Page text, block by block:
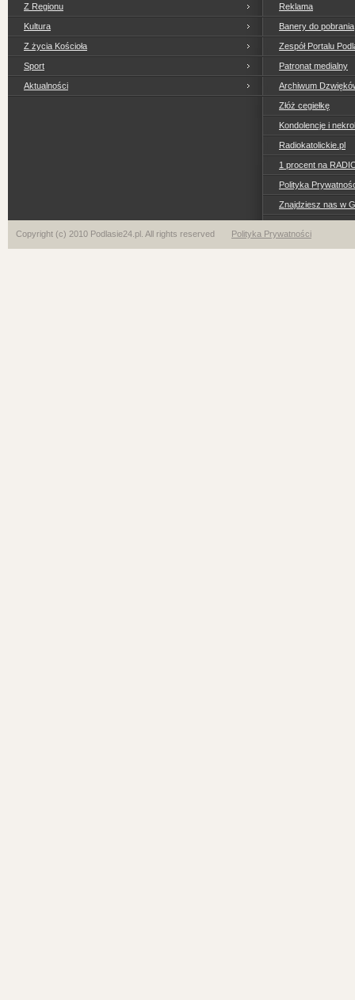
Z Regionu
Kultura
Z życia Kościoła
Sport
Aktualności
Reklama
Banery do pobrania
Zespół Portalu
Patronat medialny
Archiwum
Złóż cegiełkę
Kondolencje i
Radiokatolickie.pl
1 procent na
Polityka
Znajdziesz nas w
Copyright (c) 2010 Podlasie24.pl. All rights reserved Polityka Prywatności